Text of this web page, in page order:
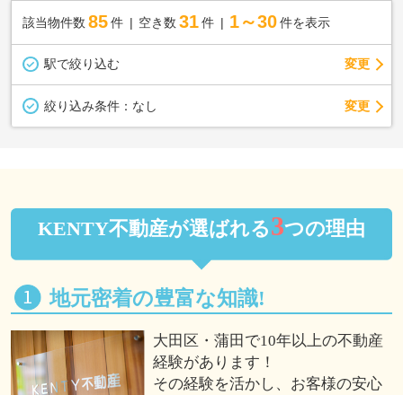
該当物件数 85件 空き数 31 件 1～30 件を表示
駅で絞り込む 変更
絞り込み条件： なし 変更
KENTY不動産が選ばれる3つの理由
地元密着の豊富な知識!
大田区・蒲田で10年以上の不動産
経験があります！
その経験を活かし、お客様の安心